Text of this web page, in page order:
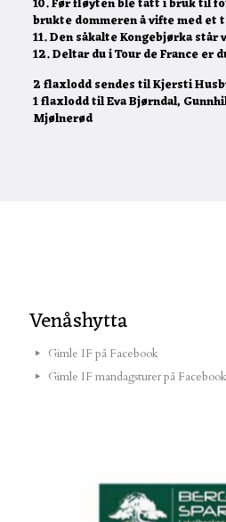
brukte dommeren å vifte med et
11. Den såkalte Kongebjørka står
12. Deltar du i Tour de France er
2 flaxlodd sendes til Kjersti
1 flaxlodd til Eva Bjørndal,
Mjølnerød
Venåshytta
Gimle IF på Facebook
Gimle IF mandagsturer på Facebook